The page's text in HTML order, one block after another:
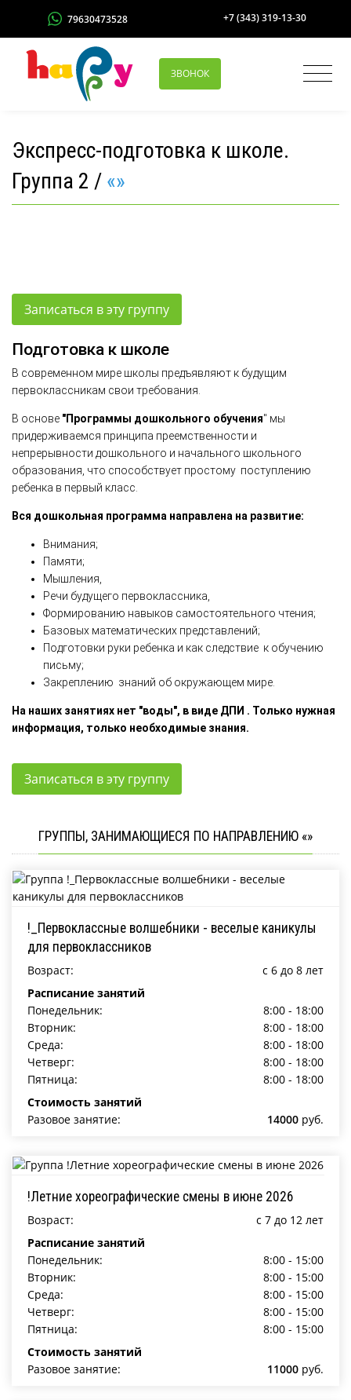
79630473528 +7 (343) 319-13-30
ЗВОНОК
Экспресс-подготовка к школе.
Группа 2 / «»
Записаться в эту группу
Подготовка к школе
В современном мире школы предъявляют к будущим
первоклассникам свои требования.
В основе "Программы дошкольного обучения" мы
придерживаемся принципа преемственности и
непрерывности дошкольного и начального школьного
образования, что способствует простому поступлению
ребенка в первый класс.
Вся дошкольная программа направлена на развитие:
Внимания;
Памяти;
Мышления,
Речи будущего первоклассника,
Формированию навыков самостоятельного чтения;
Базовых математических представлений;
Подготовки руки ребенка и как следствие к обучению
письму;
Закреплению знаний об окружающем мире.
На наших занятиях нет "воды", в виде ДПИ . Только нужная
информация, только необходимые знания.
Записаться в эту группу
ГРУППЫ, ЗАНИМАЮЩИЕСЯ ПО НАПРАВЛЕНИЮ «»
!_Первоклассные волшебники - веселые каникулы
для первоклассников
Возраст:
c 6 до 8 лет
Расписание занятий
Понедельник:
8:00 - 18:00
Вторник:
8:00 - 18:00
Среда:
8:00 - 18:00
Четверг:
8:00 - 18:00
Пятница:
8:00 - 18:00
Стоимость занятий
Разовое занятие:
14000 руб.
!Летние хореографические смены в июне 2026
Возраст:
c 7 до 12 лет
Расписание занятий
Понедельник:
8:00 - 15:00
Вторник:
8:00 - 15:00
Среда:
8:00 - 15:00
Четверг:
8:00 - 15:00
Пятница:
8:00 - 15:00
Стоимость занятий
Разовое занятие:
11000 руб.